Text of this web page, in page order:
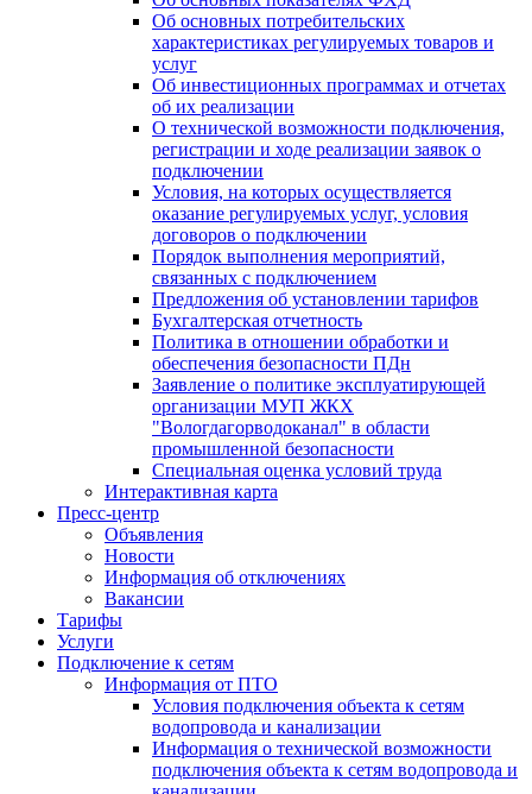
Об основных потребительских
характеристиках регулируемых товаров и
услуг
Об инвестиционных программах и отчетах
об их реализации
О технической возможности подключения,
регистрации и ходе реализации заявок о
подключении
Условия, на которых осуществляется
оказание регулируемых услуг, условия
договоров о подключении
Порядок выполнения мероприятий,
связанных с подключением
Предложения об установлении тарифов
Бухгалтерская отчетность
Политика в отношении обработки и
обеспечения безопасности ПДн
Заявление о политике эксплуатирующей
организации МУП ЖКХ
"Вологдагорводоканал" в области
промышленной безопасности
Специальная оценка условий труда
Интерактивная карта
Пресс-центр
Объявления
Новости
Информация об отключениях
Вакансии
Тарифы
Услуги
Подключение к сетям
Информация от ПТО
Условия подключения объекта к сетям
водопровода и канализации
Информация о технической возможности
подключения объекта к сетям водопровода и